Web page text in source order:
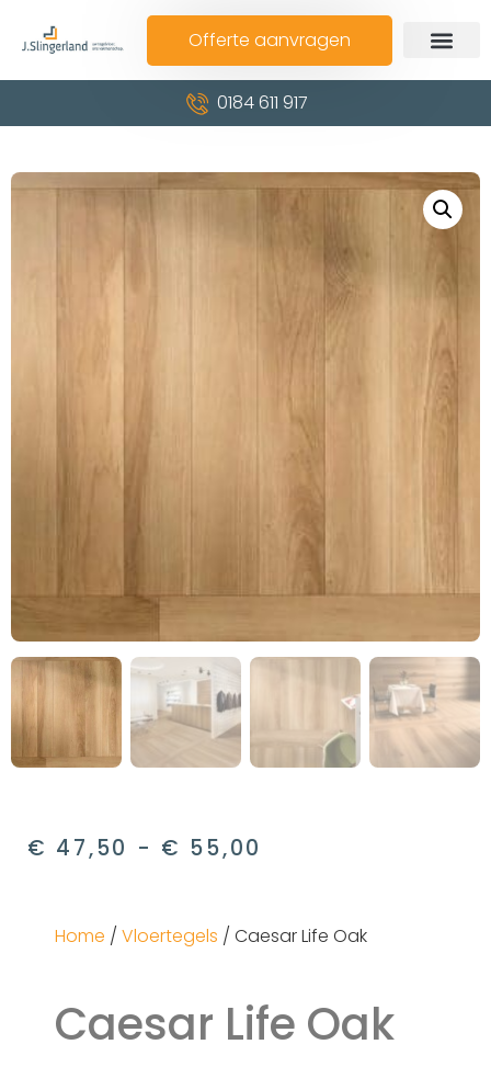
Offerte aanvragen
0184 611 917
€ 47,50 - € 55,00
Home / Vloertegels / Caesar Life Oak
Caesar Life Oak